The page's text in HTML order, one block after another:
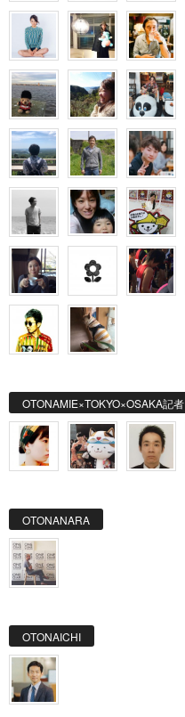
OTONAMIE×TOKYO×OSAKA記者
OTONANARA
OTONAICHI